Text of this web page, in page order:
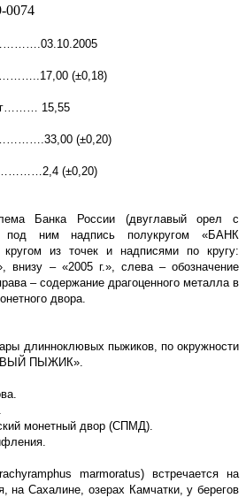
0074
(±0,18)
15,55
(±0,20)
(±0,20)
Банка России (двуглавый орел с
под ним надпись полукругом «БАНК
из точек и надписями по кругу:
– «2005 г.», слева – обозначение
– содержание драгоценного металла в
двора.
длинноклювых пыжиков, по окружности
ПЫЖИК».
монетный двор (СПМД).
marmoratus) встречается на
на Сахалине, озерах Камчатки, у берегов